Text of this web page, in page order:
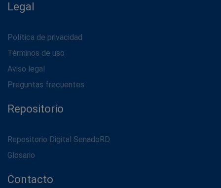
Legal
Política de privacidad
Términos de uso
Aviso legal
Preguntas frecuentes
Repositorio
Repositorio Digital SenadoRD
Glosario
Contacto